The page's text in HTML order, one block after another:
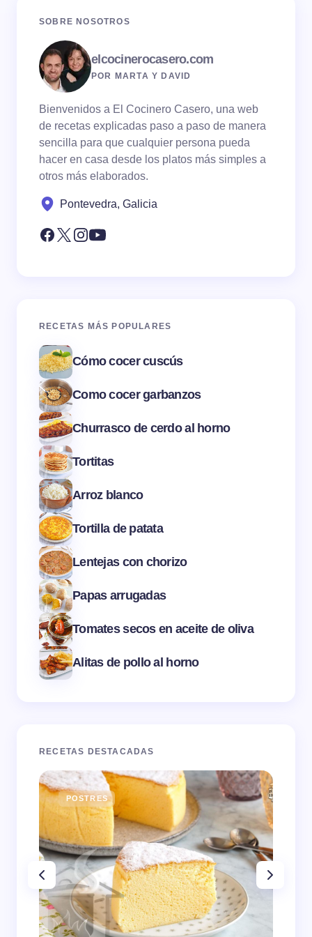
SOBRE NOSOTROS
elcocinerocasero.com
POR MARTA Y DAVID
Bienvenidos a El Cocinero Casero, una web
de recetas explicadas paso a paso de manera
sencilla para que cualquier persona pueda
hacer en casa desde los platos más simples a
otros más elaborados.
Pontevedra, Galicia
RECETAS MÁS POPULARES
Cómo cocer cuscús
Como cocer garbanzos
Churrasco de cerdo al horno
Tortitas
Arroz blanco
Tortilla de patata
Lentejas con chorizo
Papas arrugadas
Tomates secos en aceite de oliva
Alitas de pollo al horno
RECETAS DESTACADAS
POSTRES